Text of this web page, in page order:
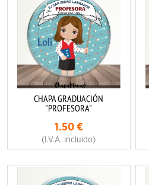
CHAPA GRADUACIÓN
"PROFESORA"
1.50€
(I.V.A. incluido)